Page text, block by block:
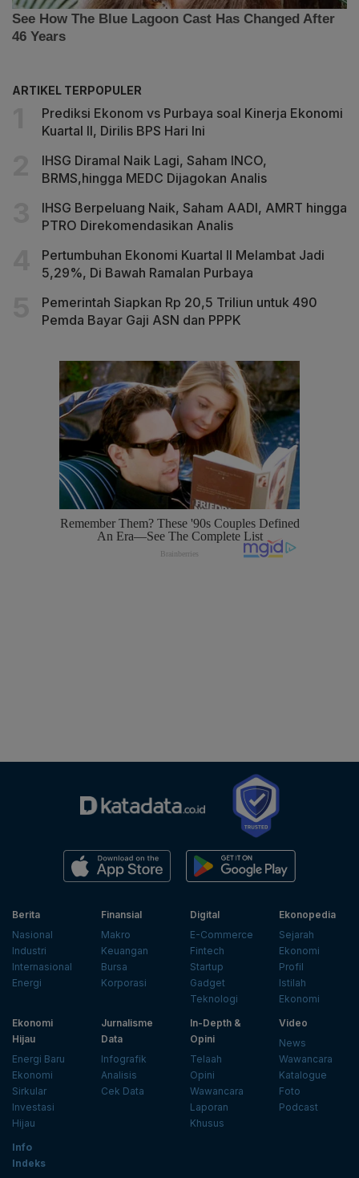
ARTIKEL TERPOPULER
Prediksi Ekonom vs Purbaya soal Kinerja Ekonomi
Kuartal II, Dirilis BPS Hari Ini
IHSG Diramal Naik Lagi, Saham INCO,
BRMS,hingga MEDC Dijagokan Analis
IHSG Berpeluang Naik, Saham AADI, AMRT hingga
PTRO Direkomendasikan Analis
Pertumbuhan Ekonomi Kuartal II Melambat Jadi
5,29%, Di Bawah Ramalan Purbaya
Pemerintah Siapkan Rp 20,5 Triliun untuk 490
Pemda Bayar Gaji ASN dan PPPK
Berita
Nasional
Industri
Internasional
Energi
Finansial
Makro
Keuangan
Bursa
Korporasi
Digital
E-Commerce
Fintech
Startup
Gadget
Teknologi
Ekonopedia
Sejarah
Ekonomi
Profil
Istilah
Ekonomi
Ekonomi
Hijau
Energi Baru
Ekonomi
Sirkular
Investasi
Hijau
Jurnalisme
Data
Infografik
Analisis
Cek Data
In-Depth &
Opini
Telaah
Opini
Wawancara
Laporan
Khusus
Video
News
Wawancara
Katalogue
Foto
Podcast
Info
Indeks